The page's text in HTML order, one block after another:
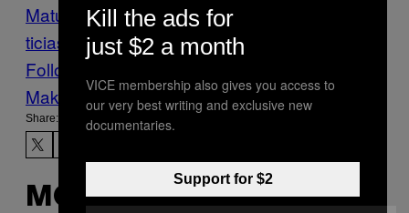
Matutino California Cannabis
ticias
Onyx Loreonzoni
Follow Us On Discover
Make Us Preferred In Top Stories
Share:
MORE
Kill the ads for
just $2 a month
VICE membership also gives you access to
our very best writing and exclusive new
documentaries.
Support for $2